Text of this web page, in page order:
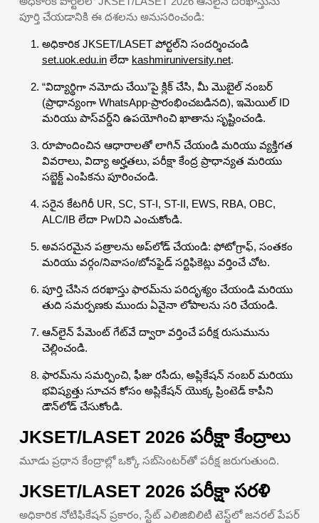
పూర్తి చేయడానికి ఈ దశలను అనుసరించండి:
అధికారిక JKSET/LASET పోర్టల్‌ని సందర్శించండి
set.uok.edu.in లేదా kashmiruniversity.net.
“విద్యార్థిగా నమోదు చేయి”పై క్లిక్ చేసి, మీ మొబైల్ నంబర్
(ప్రాధాన్యంగా WhatsApp-ప్రారంభించబడినది), ఇమెయిల్ ID
మరియు పాస్‌వర్డ్‌ని ఉపయోగించి ఖాతాను సృష్టించండి.
రూపొందించిన ఆధారాలతో లాగిన్ చేయండి మరియు వ్యక్తిగత
వివరాలు, విద్యా అర్హతలు, పరీక్షా కేంద్ర ప్రాధాన్యత మరియు
సబ్జెక్ట్ ఎంపికను పూరించండి.
సరైన కేటగిరీ UR, SC, ST-I, ST-II, EWS, RBA, OBC,
ALC/IB లేదా PwDని ఎంచుకోండి.
అవసరమైన పత్రాలను అప్‌లోడ్ చేయండి: ఫోటోగ్రాఫ్, సంతకం
మరియు వర్గం/నివాసం/బోనఫైడ్ సర్టిఫికెట్లు వర్తించే చోట.
పూర్తి చేసిన దరఖాస్తు ఫారమ్‌ను పరిదృశ్యం చేయండి మరియు
తుది సమర్పణకు ముందు ఏవైనా లోపాలను సరి చేయండి.
ఆన్‌లైన్ పేమెంట్ గేట్‌వే ద్వారా వర్తించే పరీక్ష రుసుమును
చెల్లించండి.
ఫారమ్‌ను సమర్పించి, ఫీజు రసీదు, అప్లికేషన్ నంబర్ మరియు
భవిష్యత్తు సూచన కోసం అప్లికేషన్ యొక్క ప్రింటెడ్ కాపీని
డౌన్‌లోడ్ చేసుకోండి.
JKSET/LASET 2026 పరీక్షా కేంద్రాలు
మూడు ప్రధాన కేంద్రాల్లో ఒక్కో సబ్‌సెంటర్‌తో పరీక్ష జరుగుతుంది.
JKSET/LASET 2026 పరీక్షా సరళి
అధికారిక నోటిఫికేషన్ ప్రకారం, స్టేట్ ఎలిజిబిలిటీ టెస్ట్‌లో జనరల్ పేపర్